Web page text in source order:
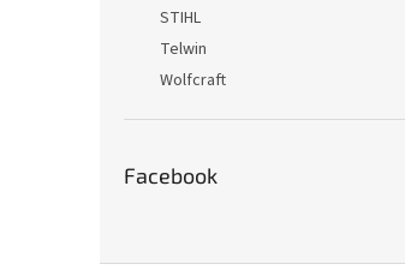
STIHL
Telwin
Wolfcraft
Facebook